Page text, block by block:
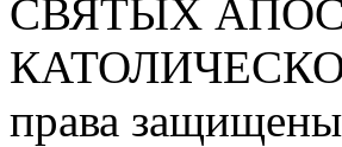
СВЯТЫХ
права